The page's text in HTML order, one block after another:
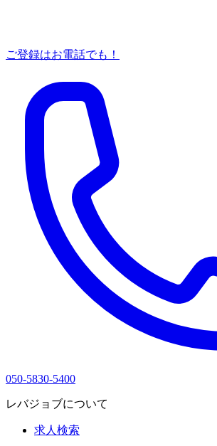
ご登録はお電話でも！
050-5830-5400
レバジョブについて
求人検索